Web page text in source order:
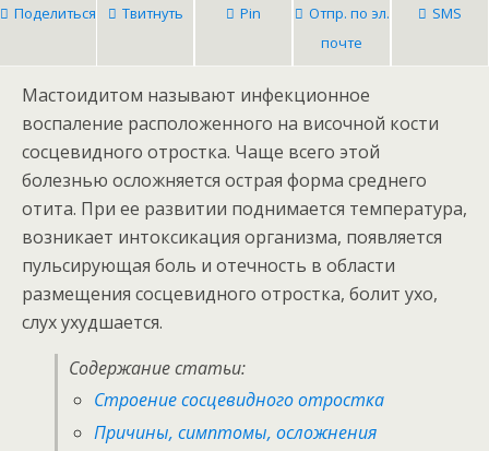
Поделиться Твитнуть Pin
Отпр. по эл.
почте
SMS
Мастоидитом называют инфекционное
воспаление расположенного на височной кости
сосцевидного отростка. Чаще всего этой
болезнью осложняется острая форма среднего
отита. При ее развитии поднимается температура,
возникает интоксикация организма, появляется
пульсирующая боль и отечность в области
размещения сосцевидного отростка, болит ухо,
слух ухудшается.
Содержание статьи:
Строение сосцевидного отростка
Причины, симптомы, осложнения